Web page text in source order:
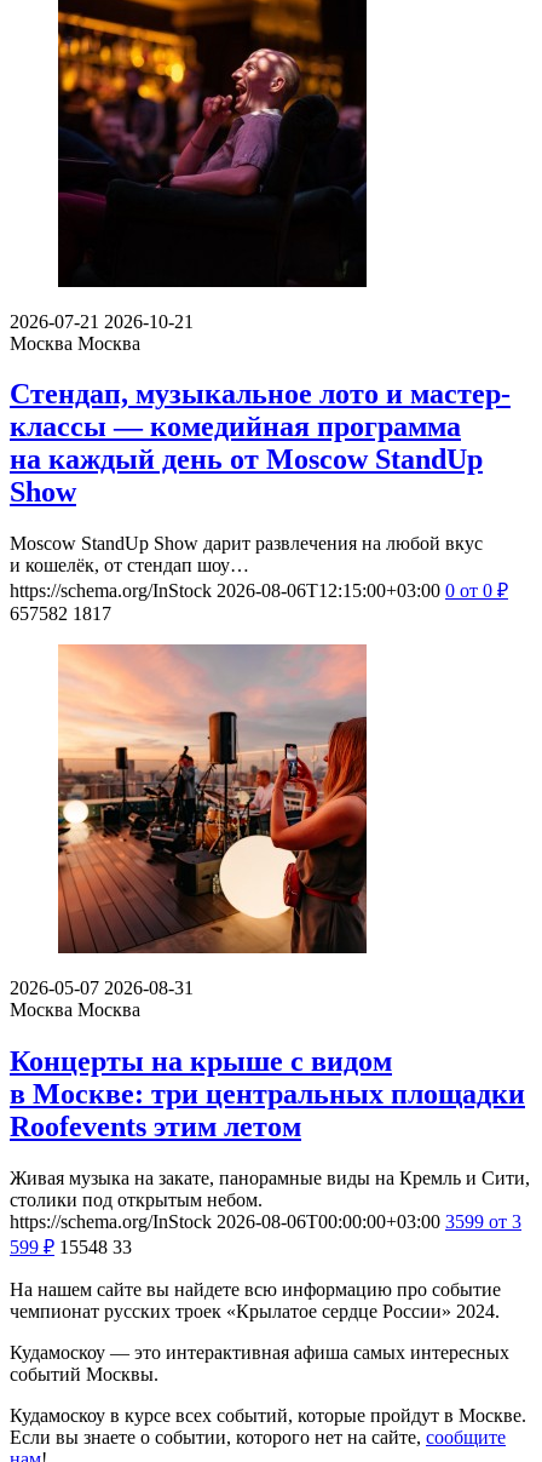
2026-07-21 2026-10-21
Москва Москва
Стендап, музыкальное лото и мастер-
классы — комедийная программа
на каждый день от Moscow StandUp
Show
Moscow StandUp Show дарит развлечения на любой вкус
и кошелёк, от стендап шоу…
https://schema.org/InStock 2026-08-06T12:15:00+03:00 0 от 0 ₽
657582 1817
2026-05-07 2026-08-31
Москва Москва
Концерты на крыше с видом
в Москве: три центральных площадки
Roofevents этим летом
Живая музыка на закате, панорамные виды на Кремль и Сити,
столики под открытым небом.
https://schema.org/InStock 2026-08-06T00:00:00+03:00 3599 от 3
599 ₽ 15548 33
На нашем сайте вы найдете всю информацию про событие
чемпионат русских троек «Крылатое сердце России» 2024.
Кудамоскоу — это интерактивная афиша самых интересных
событий Москвы.
Кудамоскоу в курсе всех событий, которые пройдут в Москве.
Если вы знаете о событии, которого нет на сайте, сообщите